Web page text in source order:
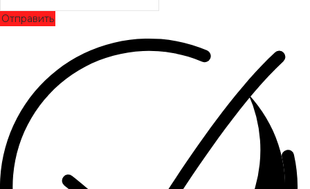
Отправить